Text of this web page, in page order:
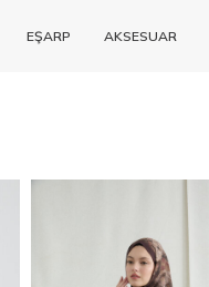
EŞARP AKSESUAR